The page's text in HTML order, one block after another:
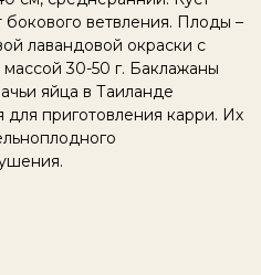
ветвления. Плоды –
лавандовой окраски с
30-50 г. Баклажаны
яйца в Таиланде
приготовления карри. Их